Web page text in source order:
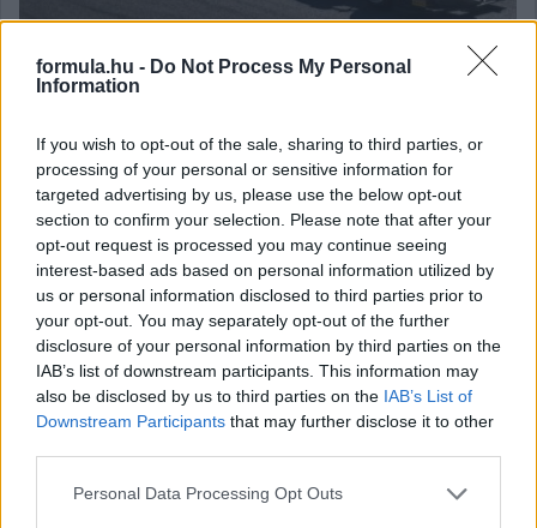
formula.hu - Do Not Process My Personal
Information
If you wish to opt-out of the sale, sharing to third parties, or
processing of your personal or sensitive information for
targeted advertising by us, please use the below opt-out
section to confirm your selection. Please note that after your
opt-out request is processed you may continue seeing
interest-based ads based on personal information utilized by
us or personal information disclosed to third parties prior to
your opt-out. You may separately opt-out of the further
disclosure of your personal information by third parties on the
IAB’s list of downstream participants. This information may
also be disclosed by us to third parties on the IAB’s List of
Downstream Participants that may further disclose it to other
Please note that this website/app uses one or more Google
Personal Data Processing Opt Outs
Egymástól való elszakadás, háromversenyes hétvégék és kettő
az egyben időmérő. Ez mind tervben van a jelenleg a Formula-1-
et kísérő két utánpótlásszéria számára, amelyek
részletek
2020. szeptember 5. szombat, 17:52
Újra egy Schumachernek szólt a himnusz
Monzában